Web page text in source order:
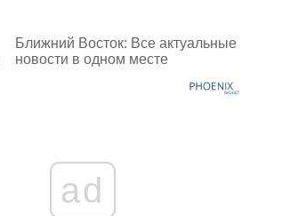
Ближний Восток: Все актуальные
новости в одном месте
ad